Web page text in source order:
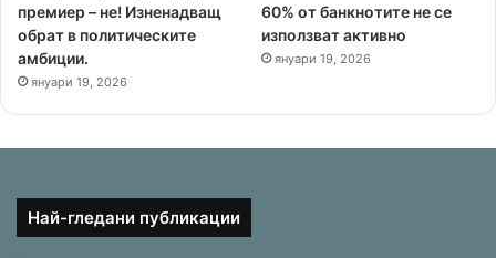
премиер – не! Изненадващ
обрат в политическите
амбиции.
януари 19, 2026
60% от банкнотите не се
използват активно
януари 19, 2026
Най-гледани публикации